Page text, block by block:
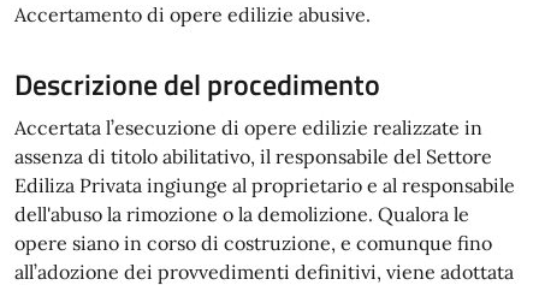
Accertamento di opere edilizie abusive.
Descrizione del procedimento
Accertata l’esecuzione di opere edilizie realizzate in
assenza di titolo abilitativo, il responsabile del Settore
Ediliza Privata ingiunge al proprietario e al responsabile
dell'abuso la rimozione o la demolizione. Qualora le
opere siano in corso di costruzione, e comunque fino
all’adozione dei provvedimenti definitivi, viene adottata